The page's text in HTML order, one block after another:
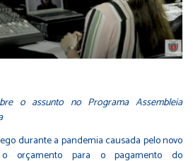
o assunto no Programa Assembleia
durante a pandemia causada pelo novo
o orçamento para o pagamento do